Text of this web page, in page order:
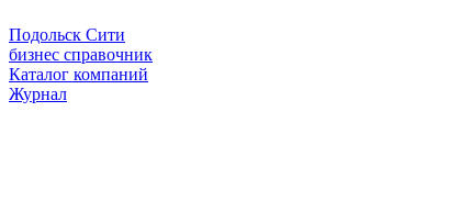
Подольск Сити
бизнес справочник
Каталог компаний
Журнал